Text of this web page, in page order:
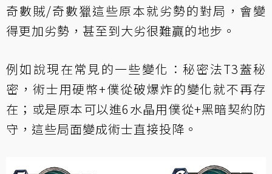
奇數賊/奇數獵這些原本就劣勢的對局，會變
得更加劣勢，甚至到大劣很難贏的地步。
例如說現在常見的一些變化：秘密法T3蓋秘
密，術士用硬幣+僕從破爆炸的變化就不再存
在；或是原本可以進6水晶用僕從+黑暗契約防
守，這些局面變成術士直接投降。